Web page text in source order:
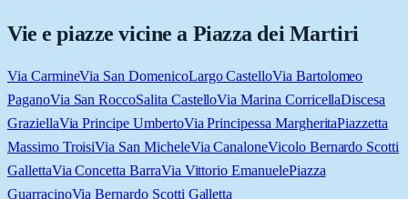
Vie e piazze vicine a Piazza dei Martiri
Via CarmineVia San DomenicoLargo CastelloVia Bartolomeo
PaganoVia San RoccoSalita CastelloVia Marina CorricellaDiscesa
GraziellaVia Principe UmbertoVia Principessa MargheritaPiazzetta
Massimo TroisiVia San MicheleVia CanaloneVicolo Bernardo Scotti
GallettaVia Concetta BarraVia Vittorio EmanuelePiazza
GuarracinoVia Bernardo Scotti Galletta